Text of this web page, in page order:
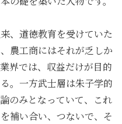
、道徳教育を受けていた
農工商にはそれが乏しか
界では、収益だけが目的
。一方武士層は朱子学的
のみとなっていて、これ
補い合い、つないで、そ